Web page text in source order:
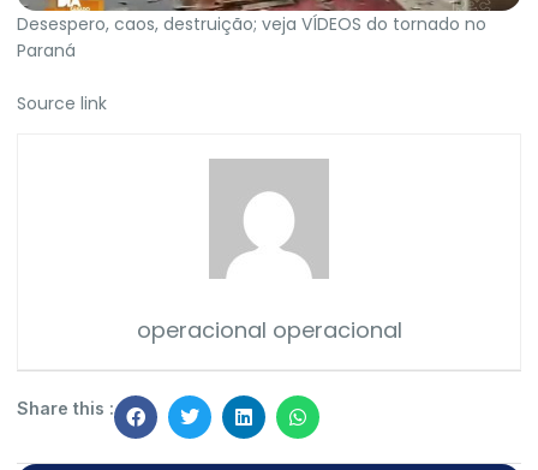
Desespero, caos, destruição; veja VÍDEOS do tornado no
Paraná
Source link
operacional operacional
Share this :